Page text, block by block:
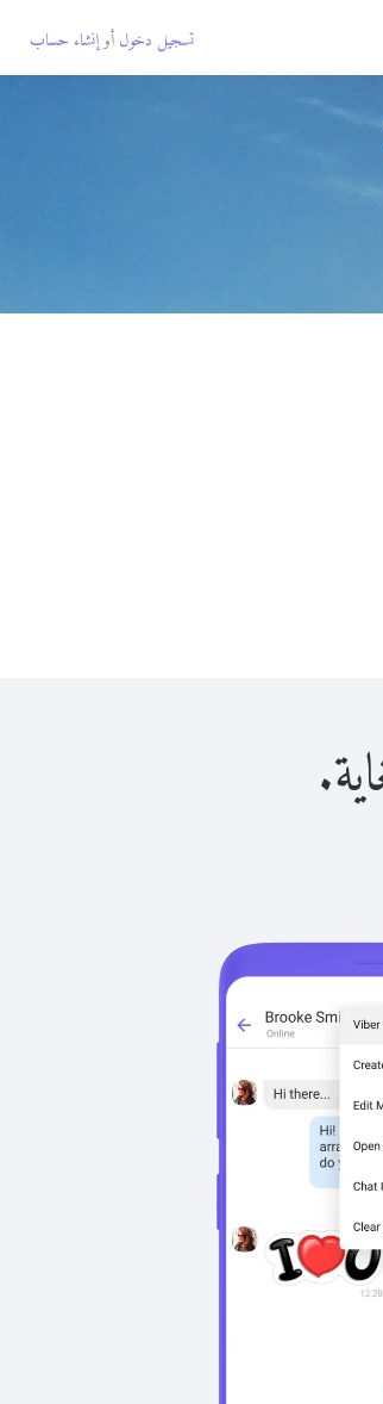
تسجيل دخول أوإنشاء حساب